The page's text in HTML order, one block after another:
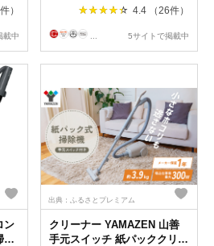
）
載中
4.4 （26件）
5サイトで掲載中
ン
除
出典：ふるさとプレミアム
クリーナー YAMAZEN 山善
手元スイッチ 紙パッククリー